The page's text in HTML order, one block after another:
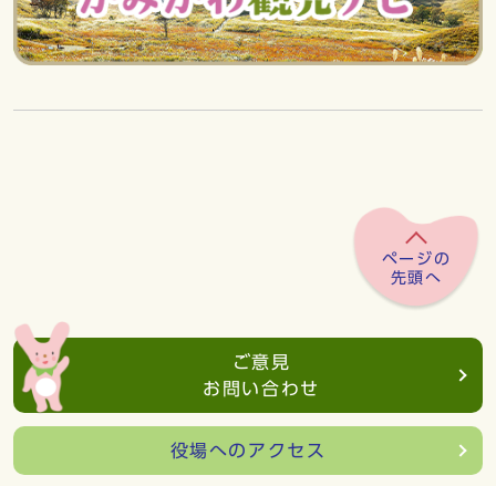
ページの
先頭へ
ご意見
お問い合わせ
役場へのアクセス